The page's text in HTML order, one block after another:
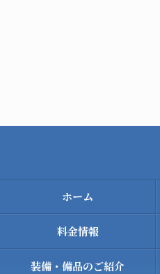
ホーム
料金情報
装備・備品のご紹介